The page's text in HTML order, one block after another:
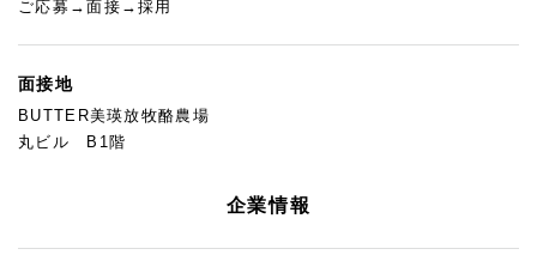
ご応募→面接→採用
面接地
BUTTER美瑛放牧酪農場
丸ビル B1階
企業情報